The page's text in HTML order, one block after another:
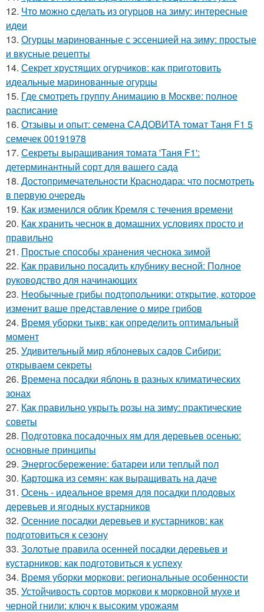
12. Что можно сделать из огурцов на зиму: интересные
идеи
13. Огурцы маринованные с эссенцией на зиму: простые
и вкусные рецепты
14. Секрет хрустящих огурчиков: как приготовить
идеальные маринованные огурцы
15. Где смотреть группу Анимацию в Москве: полное
расписание
16. Отзывы и опыт: семена САДОВИТА томат Таня F1 5
семечек 00191978
17. Секреты выращивания томата 'Таня F1':
детерминантный сорт для вашего сада
18. Достопримечательности Краснодара: что посмотреть
в первую очередь
19. Как изменился облик Кремля с течения времени
20. Как хранить чеснок в домашних условиях просто и
правильно
21. Простые способы хранения чеснока зимой
22. Как правильно посадить клубнику весной: Полное
руководство для начинающих
23. Необычные грибы подтопольники: открытие, которое
изменит ваше представление о мире грибов
24. Время уборки тыкв: как определить оптимальный
момент
25. Удивительный мир яблоневых садов Сибири:
открываем секреты
26. Времена посадки яблонь в разных климатических
зонах
27. Как правильно укрыть розы на зиму: практические
советы
28. Подготовка посадочных ям для деревьев осенью:
основные принципы
29. Энергосбережение: батареи или теплый пол
30. Картошка из семян: как выращивать на даче
31. Осень - идеальное время для посадки плодовых
деревьев и ягодных кустарников
32. Осенние посадки деревьев и кустарников: как
подготовиться к сезону
33. Золотые правила осенней посадки деревьев и
кустарников: как подготовиться к успеху
34. Время уборки моркови: региональные особенности
35. Устойчивость сортов моркови к морковной мухе и
черной гнили: ключ к высоким урожаям